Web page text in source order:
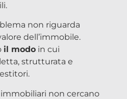
non riguarda
dell’immobile.
il modo in cui
letta, strutturata e
non cercano